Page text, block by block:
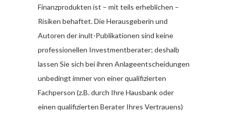
Finanzprodukten ist – mit teils erheblichen –
Risiken behaftet. Die Herausgeberin und
Autoren der inult-Publikationen sind keine
professionellen Investmentberater; deshalb
lassen Sie sich bei ihren Anlageentscheidungen
unbedingt immer von einer qualifizierten
Fachperson (z.B. durch Ihre Hausbank oder
einen qualifizierten Berater Ihres Vertrauens)